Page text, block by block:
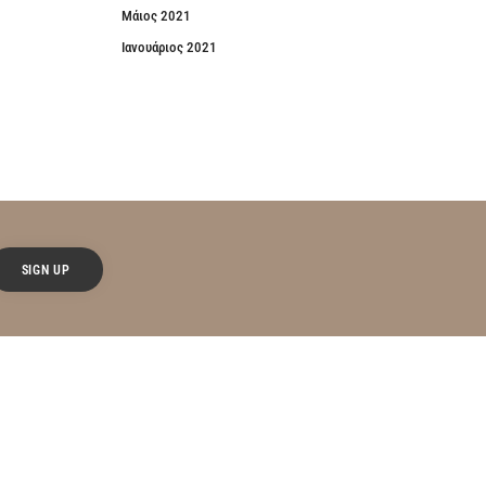
Μάιος 2021
Ιανουάριος 2021